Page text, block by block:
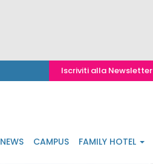
Iscriviti alla Newsletter
NEWS CAMPUS FAMILY HOTEL